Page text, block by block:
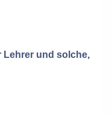
Lehrer und solche,